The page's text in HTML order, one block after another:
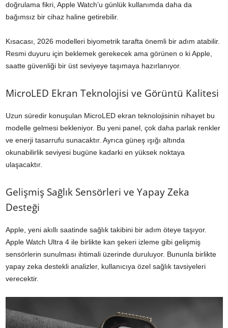
doğrulama fikri, Apple Watch’u günlük kullanımda daha da
bağımsız bir cihaz haline getirebilir.
Kısacası, 2026 modelleri biyometrik tarafta önemli bir adım atabilir.
Resmi duyuru için beklemek gerekecek ama görünen o ki Apple,
saatte güvenliği bir üst seviyeye taşımaya hazırlanıyor.
MicroLED Ekran Teknolojisi ve Görüntü Kalitesi
Uzun süredir konuşulan MicroLED ekran teknolojisinin nihayet bu
modelle gelmesi bekleniyor. Bu yeni panel, çok daha parlak renkler
ve enerji tasarrufu sunacaktır. Ayrıca güneş ışığı altında
okunabilirlik seviyesi bugüne kadarki en yüksek noktaya
ulaşacaktır.
Gelişmiş Sağlık Sensörleri ve Yapay Zeka
Desteği
Apple, yeni akıllı saatinde sağlık takibini bir adım öteye taşıyor.
Apple Watch Ultra 4 ile birlikte kan şekeri izleme gibi gelişmiş
sensörlerin sunulması ihtimali üzerinde duruluyor. Bununla birlikte
yapay zeka destekli analizler, kullanıcıya özel sağlık tavsiyeleri
verecektir.